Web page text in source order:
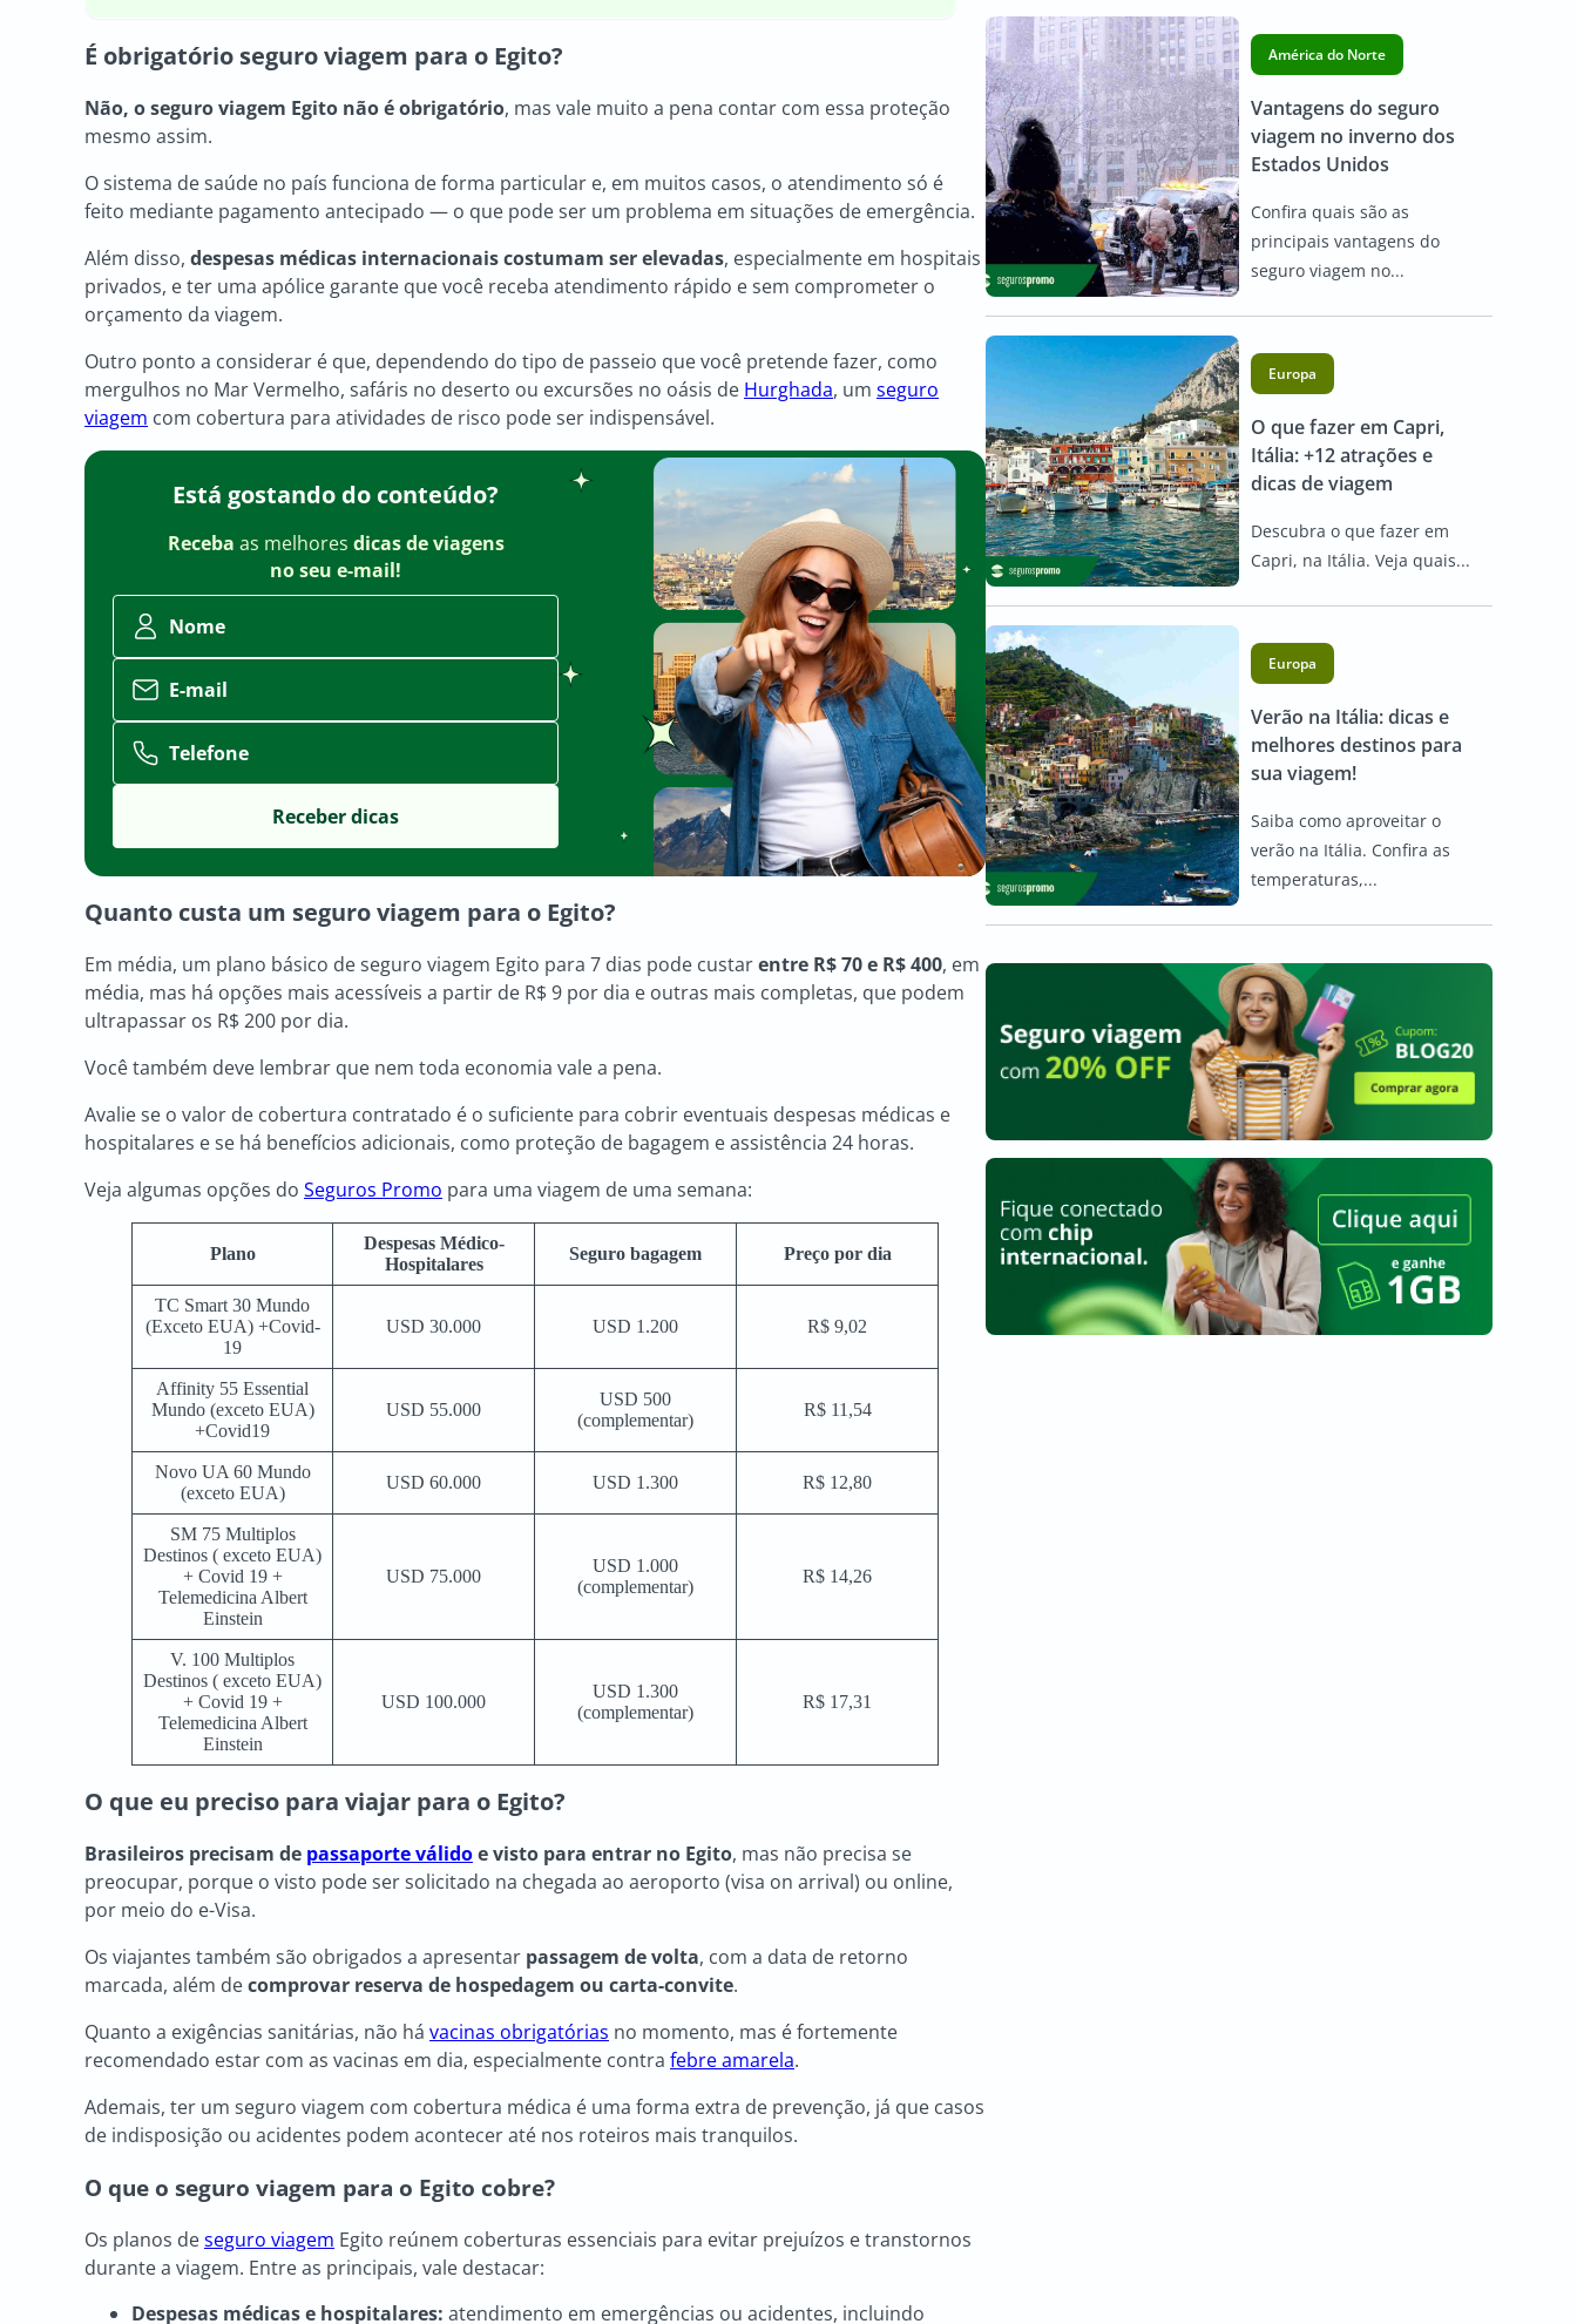
É obrigatório seguro viagem para o Egito?
Não, oseguro viagem Egito não é obrigatório, mas vale muito a pena contar com essa proteção
mesmo assim.
O sistema de saúde no país funciona de forma particular e, em muitos casos, o atendimento só é
feito mediante pagamento antecipado — o que pode ser um problema em situações de emergência.
Além disso, despesas médicas internacionais costumam ser elevadas, especialmente em hospitais
privados, e ter uma apólice garante que você receba atendimento rápido e sem comprometer o
orçamento da viagem.
Outro ponto a considerar é que, dependendo do tipo de passeio que você pretende fazer, como
mergulhos no Mar Vermelho, safáris no deserto ou excursões no oásis de Hurghada, um seguro
viagem com cobertura para atividades de risco pode ser indispensável.
Está gostando do conteúdo?
Receba as melhores dicas de viagens
no seu e-mail!
Nome
E-mail
Telefone
Quanto custa um seguro viagem para o Egito?
Em média, um plano básico de seguro viagem Egito para 7 dias pode custarentre R$ 70 e R$ 400, em
média, mas há opções mais acessíveis a partir de R$ 9 por dia e outras mais completas, que podem
ultrapassar os R$ 200 por dia.
Você também deve lembrar que nem toda economia vale a pena.
Avalie se o valor de cobertura contratado é o suficiente para cobrir eventuais despesas médicas e
hospitalares e se há benefícios adicionais, como proteção de bagagem e assistência 24 horas.
Veja algumas opções do Seguros Promo para uma viagem de uma semana:
Plano
Despesas Médico-
Hospitalares
Seguro bagagem Preço por dia
TC Smart 30 Mundo
(Exceto EUA) +Covid-
19
USD 30.000 USD 1.200 R$ 9,02
Affinity 55 Essential
Mundo (exceto EUA)
+Covid19
USD 55.000
USD 500
(complementar)
R$ 11,54
Novo UA 60 Mundo
(exceto EUA)
USD 60.000 USD 1.300 R$ 12,80
SM 75 Multiplos
Destinos ( exceto EUA)
+ Covid 19 +
Telemedicina Albert
Einstein
USD 75.000
USD 1.000
(complementar)
R$ 14,26
V. 100 Multiplos
Destinos ( exceto EUA)
+ Covid 19 +
Telemedicina Albert
Einstein
USD 100.000
USD 1.300
(complementar)
R$ 17,31
O que eu preciso para viajar para o Egito?
Brasileiros precisam de passaporte válidoe visto para entrar no Egito, mas não precisa se
preocupar, porque o visto pode ser solicitado na chegada ao aeroporto (visa on arrival) ou online,
por meio do e-Visa.
Os viajantes também são obrigados a apresentar passagem de volta, com a data de retorno
marcada, além decomprovar reserva de hospedagem ou carta-convite.
Quanto a exigências sanitárias, não há vacinas obrigatórias no momento, mas é fortemente
recomendado estar com as vacinas em dia, especialmente contra febre amarela.
Ademais, ter um seguro viagem com cobertura médica é uma forma extra de prevenção, já que casos
de indisposição ou acidentes podem acontecer até nos roteiros mais tranquilos.
O que o seguro viagem para o Egito cobre?
Os planos deseguro viagem Egito reúnem coberturas essenciais para evitar prejuízos e transtornos
durante a viagem. Entre as principais, vale destacar:
Despesas médicas e hospitalares: atendimento em emergências ou acidentes, incluindo
América do Norte
Vantagens do seguro
viagem no inverno dos
Estados Unidos
Confira quais são as
principais vantagens do
seguro viagem no...
Europa
O que fazer em Capri,
Itália: +12 atrações e
dicas de viagem
Descubra o que fazer em
Capri, na Itália. Veja quais...
Europa
Verão na Itália: dicas e
melhores destinos para
sua viagem!
Saiba como aproveitar o
verão na Itália. Confira as
temperaturas,...